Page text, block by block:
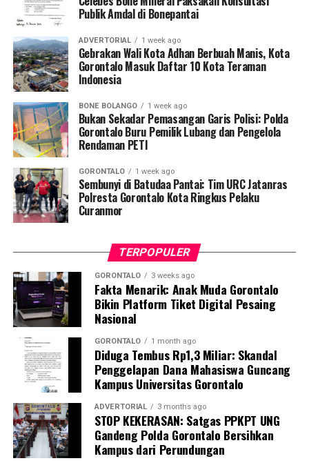
teknis pelayanan medis, mahasiswa bertindak sebagai
edukator kesehatan masyarakat.
Penyuluhan difokuskan pada pemahaman mekanisme
penularan, pengenalan gejala awal, pentingnya
hingga tuntas, serta pengikisan stigma negatif terhadap
penyintas TBC di lingkungan warga.
“Literasi kesehatan warga adalah fondasi utama dalam
memutus rantai penularan TBC. Kami berupaya
menyampaikan edukasi yang persuasif dan mudah
dipahami agar warga tidak ragu melakukan pemeriksaan
apabila mengalami gejala batuk berkepanjangan,”
Selain skrining TBC, mahasiswa turut mendampingi
nakes Puskesmas Talaga Jaya dalam memberikan
pelayanan Cek Kesehatan Gratis (CKG), meliputi
pengukuran tekanan darah, cek kadar gula darah, dan
penapisan faktor risiko penyakit tidak menular (PTM)
sebagai upaya promotif-preventif.
Perwakilan DPL KKN-PK, Dr. dr. Vivien Novarina A.
Kasim, M.Kes., menegaskan bahwa keterlibatan
mahasiswa merupakan bentuk perwujudan Tri Dharma
Perguruan Tinggi dalam mengawal transformasi
layanan kesehatan primer.
Publik Amdal di Bonepantai
ADVERTORIAL 1 week ago
Gebrakan Wali Kota Adhan Berbuah Manis, Kota
Gorontalo Masuk Daftar 10 Kota Teraman
Indonesia
BONE BOLANGO 1 week ago
Bukan Sekadar Pemasangan Garis Polisi: Polda
Gorontalo Buru Pemilik Lubang dan Pengelola
Rendaman PETI
GORONTALO 1 week ago
Sembunyi di Batudaa Pantai: Tim URC Jatanras
Polresta Gorontalo Kota Ringkus Pelaku
Curanmor
TERPOPULER
GORONTALO 3 weeks ago
Fakta Menarik: Anak Muda Gorontalo
Bikin Platform Tiket Digital Pesaing
Nasional
GORONTALO 1 month ago
Diduga Tembus Rp1,3 Miliar: Skandal
Penggelapan Dana Mahasiswa Guncang
Kampus Universitas Gorontalo
ADVERTORIAL 3 months ago
STOP KEKERASAN: Satgas PPKPT UNG
Gandeng Polda Gorontalo Bersihkan
Kampus dari Perundungan